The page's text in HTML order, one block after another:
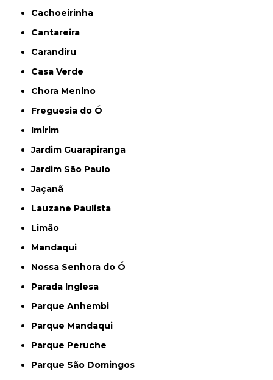
Cachoeirinha
Cantareira
Carandiru
Casa Verde
Chora Menino
Freguesia do Ó
Imirim
Jardim Guarapiranga
Jardim São Paulo
Jaçanã
Lauzane Paulista
Limão
Mandaqui
Nossa Senhora do Ó
Parada Inglesa
Parque Anhembi
Parque Mandaqui
Parque Peruche
Parque São Domingos